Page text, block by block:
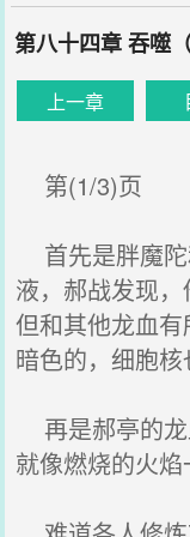
第八十四章 吞噬
上一章
第(1/3)页
首先是胖魔陀
液，郝战发现，
但和其他龙血
暗色的，细胞核
再是郝亭的龙
就像燃烧的火焰